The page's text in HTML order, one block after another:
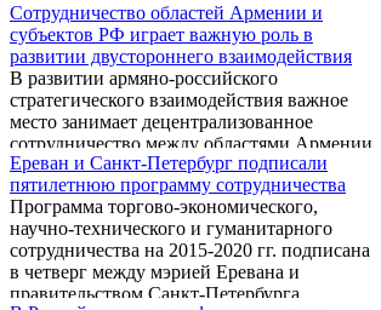
Сотрудничество областей Армении и
субъектов РФ играет важную роль в
развитии двустороннего взаимодействия
В развитии армяно-российского
стратегического взаимодействия важное
место занимает децентрализованное
сотрудничество между областями Армении
и субъектами Российской Федерации. Об
этом, как передает пресс-служба главы
армянского государства, было отмечено в
ходе встречи президента Армении Сержа
Саргсяна с губернатором Санкт-Петербурга
Георгием Полтавченко.
Ереван и Санкт-Петербург подписали
пятилетнюю программу сотрудничества
Программа торгово-экономического,
научно-технического и гуманитарного
сотрудничества на 2015-2020 гг. подписана
в четверг между мэрией Еревана и
правительством Санкт-Петербурга.